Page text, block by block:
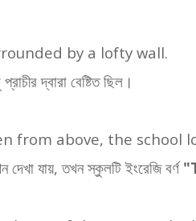
by a lofty wall.
দ্বারা বেষ্টিত ছিল।
from above, the school
দেখা যায়, তখন স্কুলটি ইংরেজি বর্ণ"